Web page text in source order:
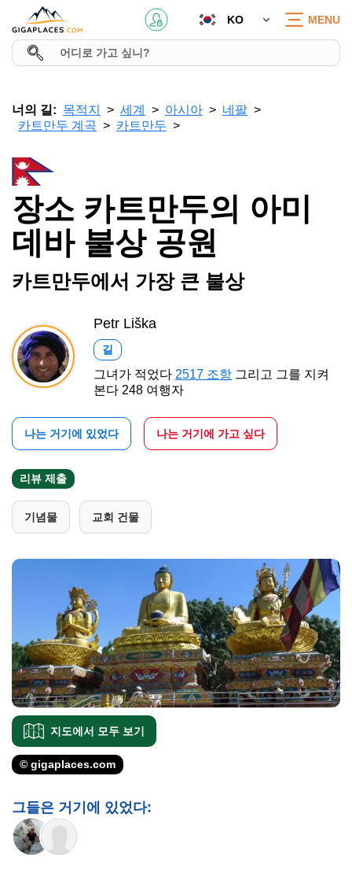
KO MENU
너의 길: 목적지 세계 아시아
네팔
카트만두 계곡
카트만두
장소 카트만두의 아미
데바 불상 공원
카트만두에서 가장 큰 불상
Petr Liška
길
그녀가 적었다 2517 조항 그리고 그를 지켜
본다 248 여행자
나는 거기에 있었다 나는 거기에 가고 싶다
리뷰 제출
기념물 교회 건물
지도에서 모두 보기
© gigaplaces.com
그들은 거기에 있었다: